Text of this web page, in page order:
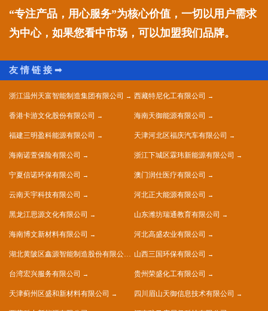
“专注产品，用心服务”为核心价值，一切以用户需求
为中心，如果您看中市场，可以加盟我们品牌。
浙江温州天富智能制造集团有限公司 西藏特尼化工有限公司
香港卡游文化股份有限公司 海南天御能源有限公司
福建三明盈科能源有限公司 天津河北区福庆汽车有限公司
海南诺萱保险有限公司 浙江下城区霖玮新能源有限公司
宁夏信诺环保有限公司 澳门润仕医疗有限公司
云南天宇科技有限公司 河北正大能源有限公司
黑龙江思源文化有限公司 山东潍坊瑞通教育有限公司
海南博文新材料有限公司 河北高盛农业有限公司
湖北黄陂区鑫源智能制造股份有限公司 山西三国环保有限公司
台湾宏兴服务有限公司 贵州荣盛化工有限公司
天津蓟州区盛和新材料有限公司 四川眉山天御信息技术有限公司